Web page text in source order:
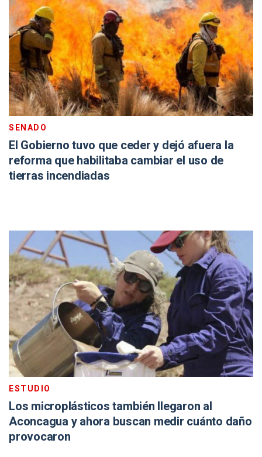
SENADO
El Gobierno tuvo que ceder y dejó afuera la
reforma que habilitaba cambiar el uso de
tierras incendiadas
ESTUDIO
Los microplásticos también llegaron al
Aconcagua y ahora buscan medir cuánto daño
provocaron